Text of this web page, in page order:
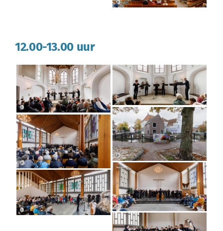
12.00-13.00 uur